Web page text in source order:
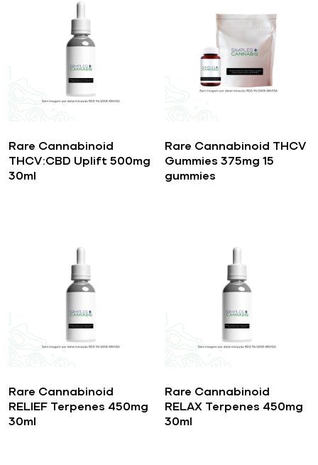
Rare Cannabinoid
THCV:CBD Uplift 500mg
30ml
Rare Cannabinoid THCV
Gummies 375mg 15
gummies
Rare Cannabinoid
RELIEF Terpenes 450mg
30ml
Rare Cannabinoid
RELAX Terpenes 450mg
30ml